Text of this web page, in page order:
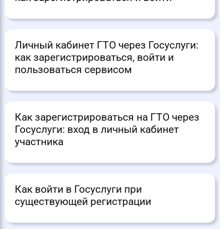
Личный кабинет ГТО через Госуслуги:
как зарегистрироваться, войти и
пользоваться сервисом
Как зарегистрироваться на ГТО через
Госуслуги: вход в личный кабинет
участника
Как войти в Госуслуги при
существующей регистрации